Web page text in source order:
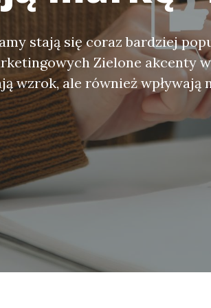
stają się coraz bardziej
Zielone akcenty
wzrok, ale również wpływają